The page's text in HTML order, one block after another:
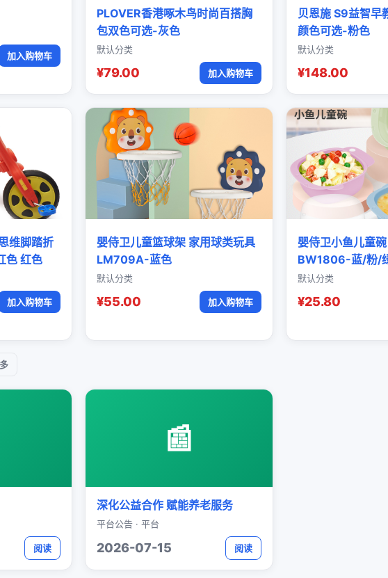
加入购物车
PLOVER香港啄木鸟时尚百搭胸
包双色可选-灰色
默认分类
¥79.00 加入购物车
贝恩施 S9益智早
颜色可选-粉色
默认分类
¥148.00
维脚踏折
色 红色
加入购物车
婴侍卫儿童篮球架 家用球类玩具
LM709A-蓝色
默认分类
¥55.00 加入购物车
婴侍卫小鱼儿童
BW1806-蓝/粉/
默认分类
¥25.80
阅读
📰
深化公益合作 赋能养老服务
平台公告 · 平台
2026-07-15 阅读